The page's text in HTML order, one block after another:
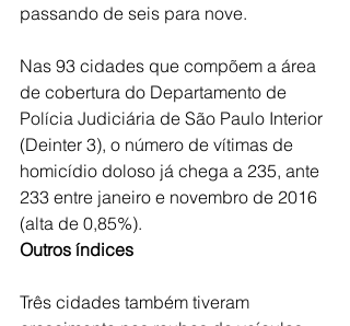
passando de seis para nove.
Nas 93 cidades que compõem a área
de cobertura do Departamento de
Polícia Judiciária de São Paulo Interior
(Deinter 3), o número de vítimas de
homicídio doloso já chega a 235, ante
233 entre janeiro e novembro de 2016
(alta de 0,85%).
Outros índices
Três cidades também tiveram